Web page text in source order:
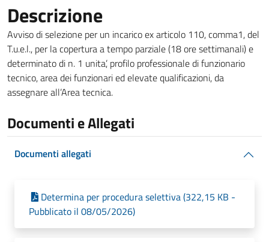
Descrizione
Avviso di selezione per un incarico ex articolo 110, comma1, del
T.u.e.l., per la copertura a tempo parziale (18 ore settimanali) e
determinato di n. 1 unita’, profilo professionale di funzionario
tecnico, area dei funzionari ed elevate qualificazioni, da
assegnare all’Area tecnica.
Documenti e Allegati
Documenti allegati
Determina per procedura selettiva (322,15 KB -
Pubblicato il 08/05/2026)